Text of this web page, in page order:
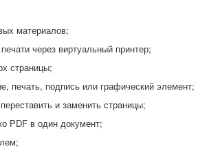
материалов;
через виртуальный принтер;
страницы;
печать, подпись или графический элемент;
и заменить страницы;
PDF в один документ;